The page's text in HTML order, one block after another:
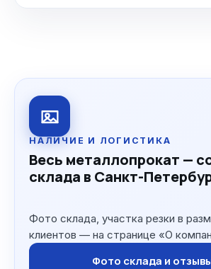
НАЛИЧИЕ И ЛОГИСТИКА
Весь металлопрокат —
склада в Санкт-
Фото склада, участка резки в
клиентов — на странице «О
Фото склада и